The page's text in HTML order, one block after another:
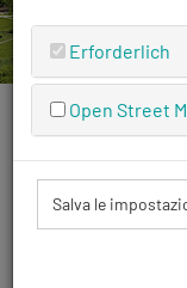
e non
Erforderlich
Open Street
Salva le